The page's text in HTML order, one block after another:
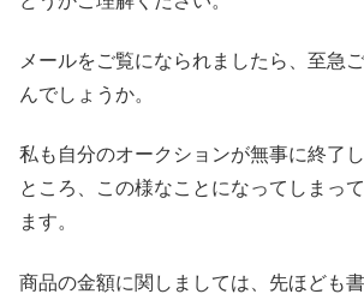
メールをご覧になられましたら、至急
んでしょうか。
私も自分のオークションが無事に終了
ところ、この様なことになってしまっ
ます。
商品の金額に関しましては、先ほども